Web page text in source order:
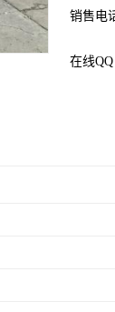
销售电
在线QQ